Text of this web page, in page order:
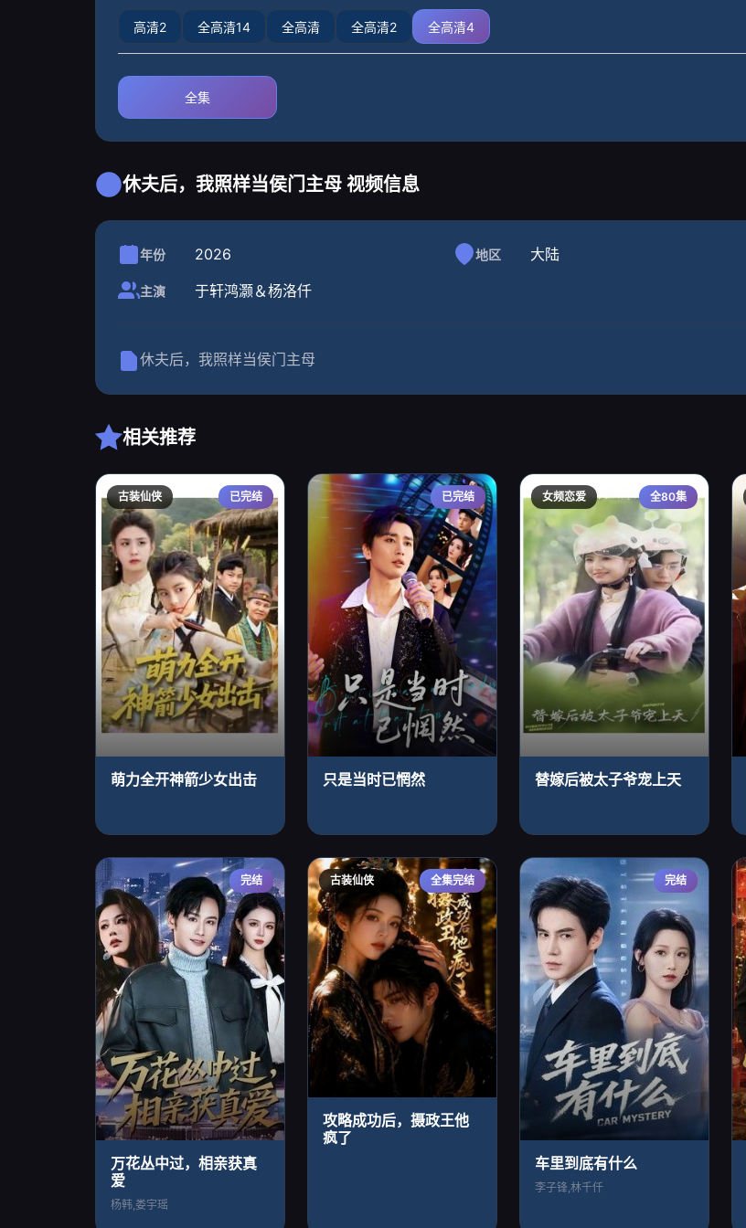
高清2 全高清14 全高清 全高清2 全高清4
全集
休夫后，我照样当侯门主母 视频信息
年份 2026 地区 大陆
主演 于轩鸿灏＆杨洛仟
休夫后，我照样当侯门主母
相关推荐
古装仙侠 已完结
萌力全开神箭少女出击
已完结
只是当时已惘然
女频恋爱 全80集
替嫁后被太子爷宠上天
完结
万花丛中过，相亲获真
爱
杨韩,娄宇瑶
古装仙侠 全集完结
攻略成功后，摄政王他
疯了
完结
车里到底有什么
李子锋,林千仟